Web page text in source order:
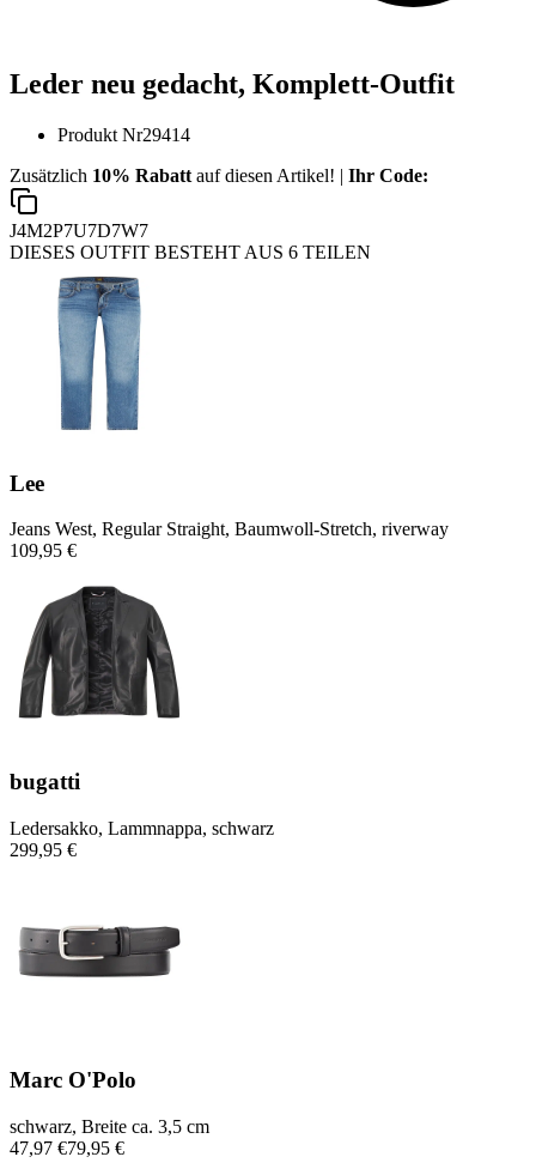
Leder neu gedacht, Komplett-Outfit
Produkt Nr29414
Zusätzlich 10% Rabatt auf diesen Artikel! | Ihr Code:
J4M2P7U7D7W7
DIESES OUTFIT BESTEHT AUS 6 TEILEN
Lee
Jeans West, Regular Straight, Baumwoll-Stretch, riverway
109,95 €
bugatti
Ledersakko, Lammnappa, schwarz
299,95 €
Marc O'Polo
schwarz, Breite ca. 3,5 cm
47,97 €79,95 €